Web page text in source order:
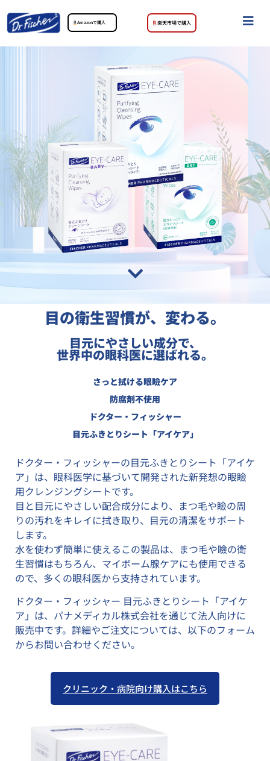
Amazonで購入 楽天市場で購入
目の衛生習慣が、変わる。
目元にやさしい成分で、
世界中の眼科医に選ばれる。
さっと拭ける眼瞼ケア
防腐剤不使用
ドクター・フィッシャー
目元ふきとりシート 「アイケア」
ドクター・フィッシャーの目元ふきとりシート「アイケ
ア」は、眼科医学に基づいて開発された新発想の眼瞼
用クレンジングシートです。
目と目元にやさしい配合成分により、まつ毛や瞼の周
りの汚れをキレイに拭き取り、目元の清潔をサポート
します。
水を使わず簡単に使えるこの製品は、まつ毛や瞼の衛
生習慣はもちろん、マイボーム腺ケアにも使用できる
ので、多くの眼科医から支持されています。
ドクター・フィッシャー 目元ふきとりシート「アイケ
ア」は、パナメディカル株式会社を通じて法人向けに
販売中です。詳細やご注文については、以下のフォーム
からお問い合わせください。
クリニック・病院向け購入はこちら